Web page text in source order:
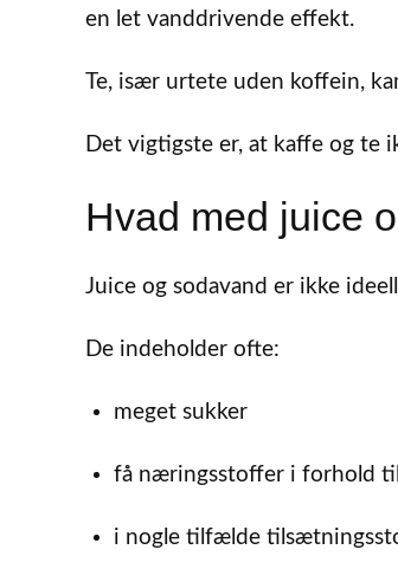
en let vanddrivende effekt.
Te, især urtete uden koffein,
Det vigtigste er, at kaffe og te
Hvad med juice
Juice og sodavand er ikke
De indeholder ofte:
meget sukker
få næringsstoffer i forhold
i nogle tilfælde